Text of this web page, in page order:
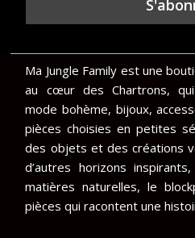
Ma Jungle Family est une
au cœur des Chartrons,
mode bohème, bijoux,
pièces choisies en petites
des objets et des créations
d’autres horizons
matières naturelles, le
pièces qui racontent une